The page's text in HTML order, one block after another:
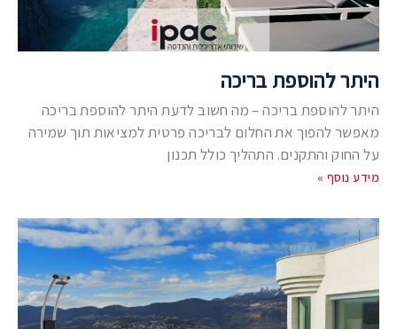
היתר להוספת בריכה
היתר להוספת בריכה – מה חשוב לדעת היתר להוספת בריכה
מאפשר להפוך את החלום לבריכה פרטית למציאות תוך שמירה
על החוק והתקנים. התהליך כולל תכנון
מידע נוסף »